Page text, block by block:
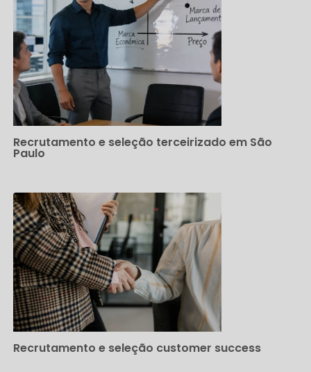
Recrutamento e seleção terceirizado em São
Paulo
Recrutamento e seleção customer success